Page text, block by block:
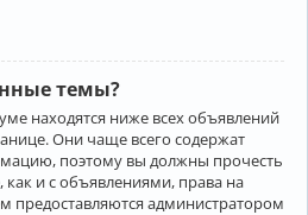
темы?
находятся ниже всех объявлений
Они чаще всего содержат
поэтому вы должны прочесть
и с объявлениями, права на
предоставляются администратором